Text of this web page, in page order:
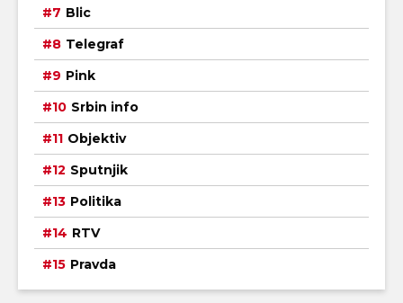
Blic
Telegraf
Pink
Srbin info
Objektiv
Sputnjik
Politika
RTV
Pravda